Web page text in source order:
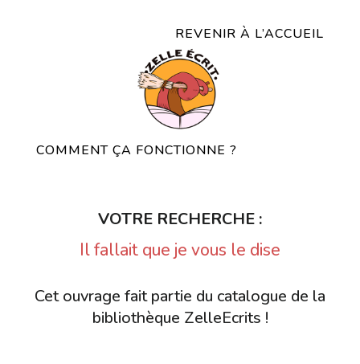
REVENIR À L’ACCUEIL
COMMENT ÇA FONCTIONNE ?
VOTRE RECHERCHE :
Il fallait que je vous le dise
Cet ouvrage fait partie du catalogue de la
bibliothèque ZelleEcrits !